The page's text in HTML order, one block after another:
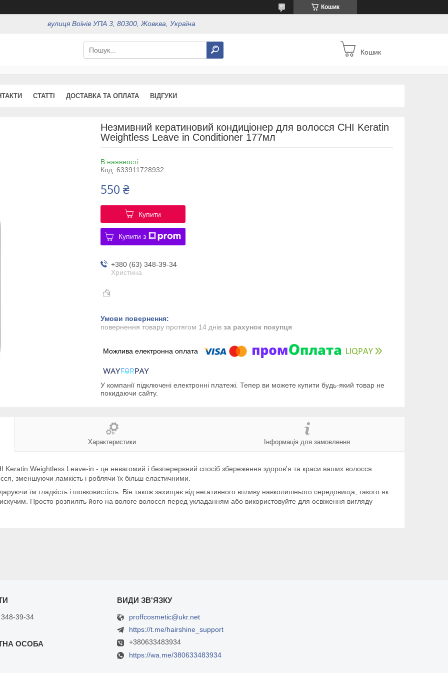
Кошик
вулиця Воїнів УПА 3, 80300, Жовква, Україна
Кошик
СТАТТІ ДОСТАВКА ТА ОПЛАТА ВІДГУКИ
Незмивний кератиновий кондиціонер для волосся CHI Keratin
Weightless Leave in Conditioner 177мл
В наявності
Код: 633911728932
550 ₴
Купити
Купити з
+380 (63) 348-39-34
Христина
повернення товару протягом 14 днів за рахунок покупця
У компанії підключені електронні платежі. Тепер ви можете купити будь-який товар не
покидаючи сайту.
Характеристики Інформація для замовлення
Weightless Leave-in - це невагомий і безперервний спосіб збереження здоров'я та краси ваших волосся.
зменшуючи ламкість і роблячи їх більш еластичними.
їм гладкість і шовковистість. Він також захищає від негативного впливу навколишнього середовища, такого як
Просто розпиліть його на вологе волосся перед укладанням або використовуйте для освіження вигляду
39-34
proffcosmetic@ukr.net
https://t.me/hairshine_support
+380633483934
https://wa.me/380633483934